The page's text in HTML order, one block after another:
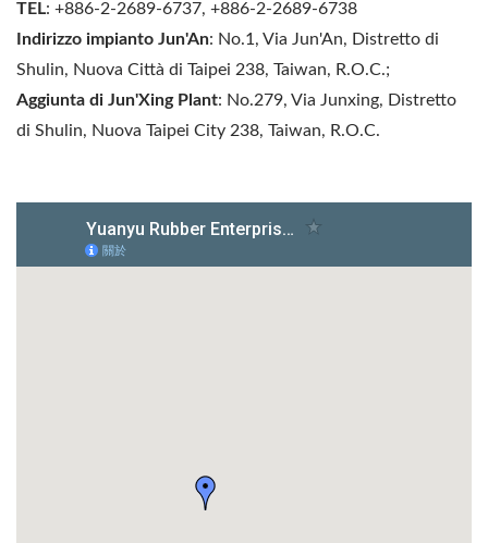
TEL: +886-2-2689-6737, +886-2-2689-6738
Indirizzo impianto Jun'An: No.1, Via Jun'An, Distretto di
Shulin, Nuova Città di Taipei 238, Taiwan, R.O.C.;
Aggiunta di Jun'Xing Plant: No.279, Via Junxing, Distretto
di Shulin, Nuova Taipei City 238, Taiwan, R.O.C.